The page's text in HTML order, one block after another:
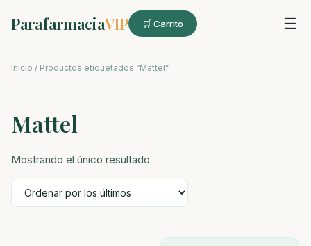
ParafarmaciaVIP 🛒 Carrito ☰
Inicio / Productos etiquetados “Mattel”
Mattel
Mostrando el único resultado